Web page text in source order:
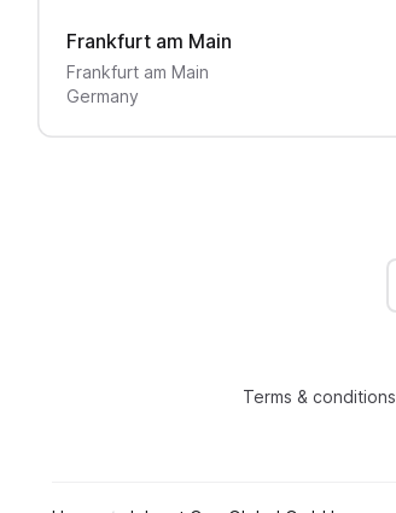
Frankfurt am Main
Frankfurt am Main
Germany
Terms & conditions